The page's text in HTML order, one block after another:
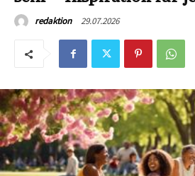
redaktion 29.07.2026